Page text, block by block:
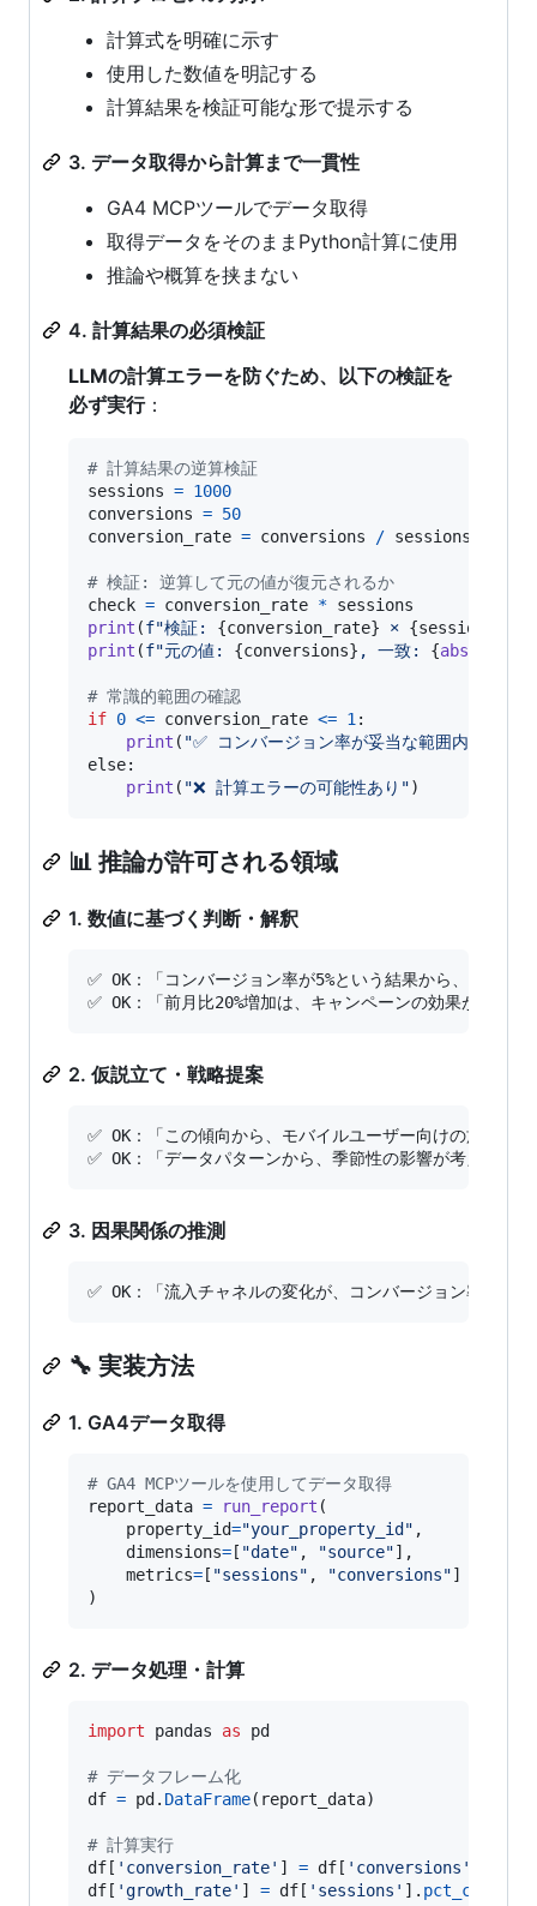
計算式を明確に示す
使用した数値を明記する
計算結果を検証可能な形で提示する
3. データ取得から計算まで一貫性
GA4 MCPツールでデータ取得
取得データをそのままPython計算に使用
推論や概算を挟まない
4. 計算結果の必須検証
LLMの計算エラーを防ぐため、以下の検証を
必ず実行：
# 計算結果の逆算検証
sessions = 1000
conversions = 50
conversion_rate = conversions / sessions
# 検証: 逆算して元の値が復元されるか
check = conversion_rate * sessions
print (f"検証: {conversion_rate} × {sessions
print (f"元の値: {conversions} , 一致: {abs
# 常識的範囲の確認
if 0 <= conversion_rate <= 1 :
print ( "✅ コンバージョン率が妥当な範囲内"
else:
print ( "❌ 計算エラーの可能性あり")
📊 推論が許可される領域
1. 数値に基づく判断・解釈
✅ OK：「コンバージョン率が5%という結果から、ランデ
2. 仮説立て・戦略提案
✅ OK：「この傾向から、モバイルユーザー向けの施策を
3. 因果関係の推測
🔧 実装方法
1. GA4データ取得
# GA4 MCPツールを使用してデータ取得
report_data = run_report (
property_id="your_property_id" ,
dimensions= [ "date" , "source"],
metrics= [ "sessions" , "conversions"]
)
2. データ処理・計算
import pandas as pd
# データフレーム化
df = pd . DataFrame( report_data)
# 計算実行
df [ 'conversion_rate' ] = df [ 'conversions'
df [ 'growth_rate' ] = df [ 'sessions' ]. pct_change